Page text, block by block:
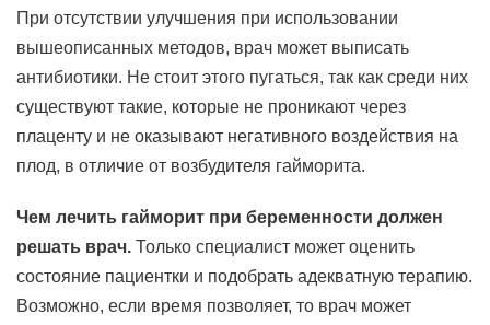
При отсутствии улучшения при использовании
вышеописанных методов, врач может выписать
антибиотики. Не стоит этого пугаться, так как среди них
существуют такие, которые не проникают через
плаценту и не оказывают негативного воздействия на
плод, в отличие от возбудителя гайморита.
Чем лечить гайморит при беременности должен
решать врач. Только специалист может оценить
состояние пациентки и подобрать адекватную терапию.
Возможно, если время позволяет, то врач может